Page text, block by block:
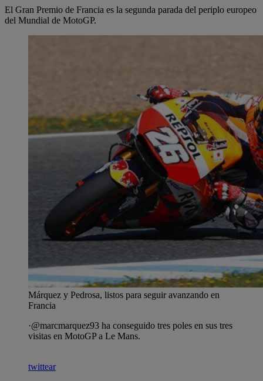
El Gran Premio de Francia es la segunda parada del periplo europeo
del Mundial de MotoGP.
Márquez y Pedrosa, listos para seguir avanzando en
Francia
·@marcmarquez93 ha conseguido tres poles en sus tres
visitas en MotoGP a Le Mans.
twittear